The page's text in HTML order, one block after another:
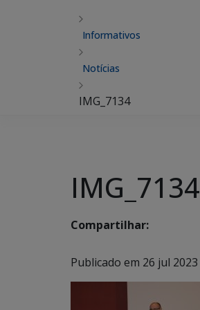
Informativos
Notícias
IMG_7134
IMG_7134
Compartilhar:
Publicado em 26 jul 2023